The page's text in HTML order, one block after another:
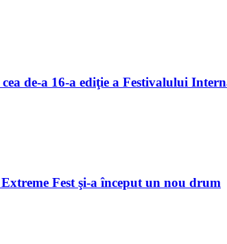
de-a 16-a ediţie a Festivalului
Fest şi-a început un nou drum